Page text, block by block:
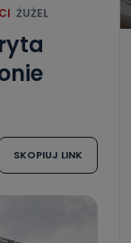
ŻUŻEL
SKOPIUJ LINK